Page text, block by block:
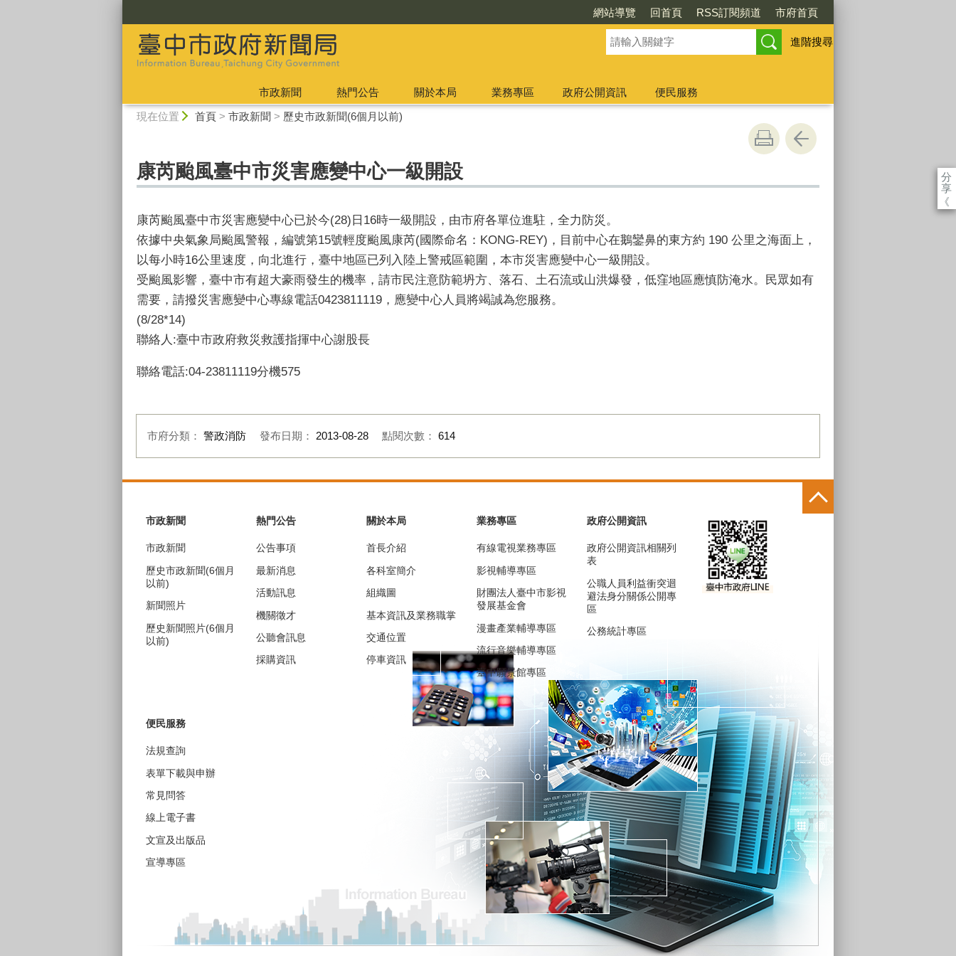
網站導覽 回首頁 RSS訂閱頻道 市府首頁
進階搜尋
市政新聞 熱門公告 關於本局 業務專區 政府公開資訊
便民服務
現在位置 首頁> 市政新聞 > 歷史市政新聞(6個月以前)
分
享
《
康芮颱風臺中市災害應變中心一級開設
康芮颱風臺中市災害應變中心已於今(28)日16時一級開設，由市府各單位進駐，全力防災。
依據中央氣象局颱風警報，編號第15號輕度颱風康芮(國際命名：KONG-REY)，目前中心在鵝鑾鼻的東方約 190 公里之海面上，
以每小時16公里速度，向北進行，臺中地區已列入陸上警戒區範圍，本市災害應變中心一級開設。
受颱風影響，臺中市有超大豪雨發生的機率，請市民注意防範坍方、落石、土石流或山洪爆發，低窪地區應慎防淹水。民眾如有
需要，請撥災害應變中心專線電話0423811119，應變中心人員將竭誠為您服務。
(8/28*14)
聯絡人:臺中市政府救災救護指揮中心謝股長
聯絡電話:04-23811119分機575
市府分類： 警政消防 發布日期： 2013-08-28 點閱次數： 614
市政新聞
市政新聞
歷史市政新聞(6個月
以前)
新聞照片
歷史新聞照片(6個月
以前)
熱門公告
公告事項
最新消息
活動訊息
機關徵才
公聽會訊息
採購資訊
關於本局
首長介紹
各科室簡介
組織圖
基本資訊及業務職掌
交通位置
停車資訊
業務專區
有線電視業務專區
影視輔導專區
財團法人臺中市影視
發展基金會
漫畫產業輔導專區
流行音樂輔導專區
臺中願景館專區
政府公開資訊
政府公開資訊相關列
表
公職人員利益衝突迴
避法身分關係公開專
區
公務統計專區
便民服務
法規查詢
表單下載與申辦
常見問答
線上電子書
文宣及出版品
宣導專區